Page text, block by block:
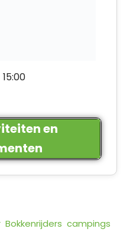
15:00
en
Bokkenrijders campings